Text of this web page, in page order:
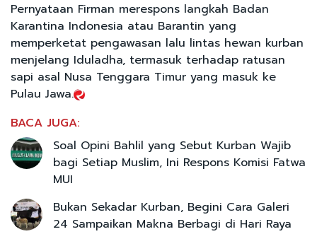
Pernyataan Firman merespons langkah Badan
Karantina Indonesia atau Barantin yang
memperketat pengawasan lalu lintas hewan kurban
menjelang Iduladha, termasuk terhadap ratusan
sapi asal Nusa Tenggara Timur yang masuk ke
Pulau Jawa.
BACA JUGA:
Soal Opini Bahlil yang Sebut Kurban Wajib
bagi Setiap Muslim, Ini Respons Komisi Fatwa
MUI
Bukan Sekadar Kurban, Begini Cara Galeri
24 Sampaikan Makna Berbagi di Hari Raya